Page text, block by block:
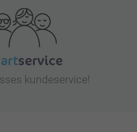
kundeservice!